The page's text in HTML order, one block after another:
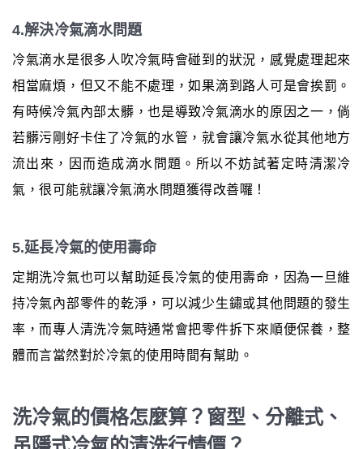
4.解決冷氣滴水問題
冷氣滴水是很多人吹冷氣時會碰到的狀況，感覺處理起來
相當麻煩，但又不能不處理，如果滴到路人可是會挨罰。
有時候冷氣內部太髒，也是導致冷氣滴水的原因之一，倘
若髒污剛好卡住了冷氣的水管，就會讓冷氣水從其他地方
流出來，因而造成滴水問題。所以不妨試著定時清潔冷
氣，很可能就讓冷氣滴水問題獲得改善囉！
5.延長冷氣的使用壽命
定期洗冷氣也可以幫助延長冷氣的使用壽命，因為一旦維
持冷氣內部零件的乾淨，可以減少生鏽或其他問題的發生
率，而專人清洗冷氣時通常會把零件拆下來順便保養，整
體而言當然對於冷氣的使用時間有幫助。
洗冷氣的價格怎麼算？窗型、分離式、